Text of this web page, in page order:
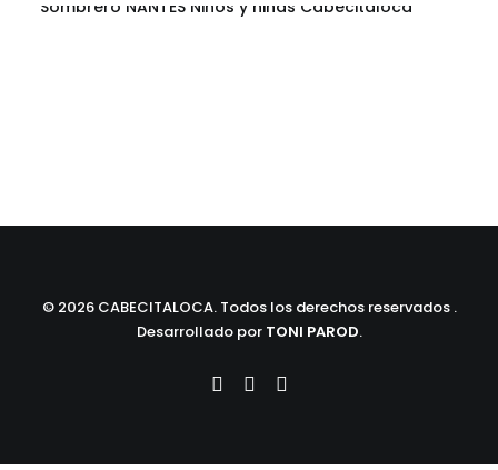
Sombrero NANTES Niños y niñas Cabecitaloca
© 2026 CABECITALOCA. Todos los derechos reservados .
Desarrollado por TONI PAROD.